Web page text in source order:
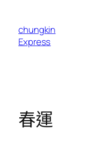
chungkin
Express
春運